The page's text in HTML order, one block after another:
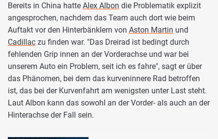
Bereits in China hatte Alex Albon die Problematik explizit
angesprochen, nachdem das Team auch dort wie beim
Auftakt vor den Hinterbänklern von Aston Martin und
Cadillac zu finden war. "Das Dreirad ist bedingt durch
fehlenden Grip innen an der Vorderachse und war bei
unserem Auto ein Problem, seit ich es fahre", sagt er über
das Phänomen, bei dem das kurveninnere Rad betroffen
ist, das bei der Kurvenfahrt am wenigsten unter Last steht.
Laut Albon kann das sowohl an der Vorder- als auch an der
Hinterachse der Fall sein.